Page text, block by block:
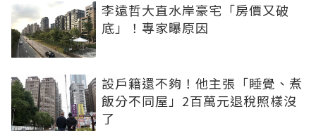
李遠哲大直水岸豪宅「房價又破
底」！專家曝原因
設戶籍還不夠！他主張「睡覺、煮
飯分不同屋」2百萬元退稅照樣沒
了